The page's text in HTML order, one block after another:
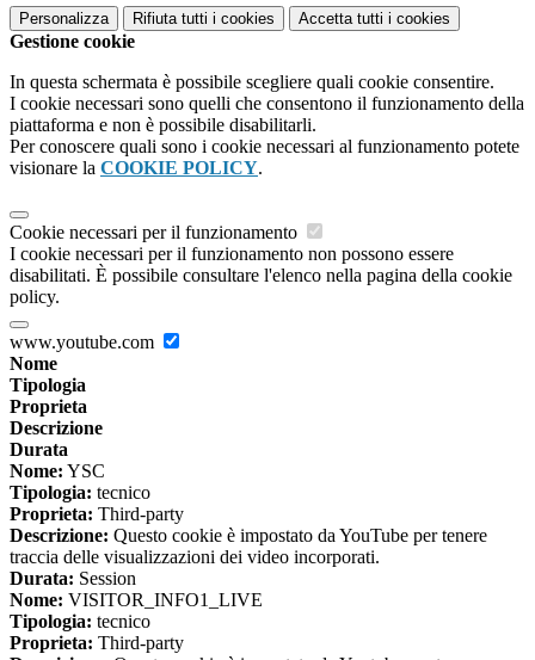
Personalizza Rifiuta tutti i cookies Accetta tutti i cookies
Gestione cookie
In questa schermata è possibile scegliere quali cookie consentire.
I cookie necessari sono quelli che consentono il funzionamento della
piattaforma e non è possibile disabilitarli.
Per conoscere quali sono i cookie necessari al funzionamento potete
visionare la COOKIE POLICY.
Cookie necessari per il funzionamento
I cookie necessari per il funzionamento non possono essere
disabilitati. È possibile consultare l'elenco nella pagina della cookie
policy.
www.youtube.com
Nome
Tipologia
Proprieta
Descrizione
Durata
Nome: YSC
Tipologia: tecnico
Proprieta: Third-party
Descrizione: Questo cookie è impostato da YouTube per tenere
traccia delle visualizzazioni dei video incorporati.
Durata: Session
Nome: VISITOR_INFO1_LIVE
Tipologia: tecnico
Proprieta: Third-party